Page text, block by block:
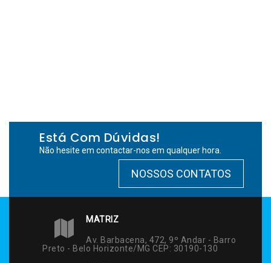
Está Com Dúvidas!
Não hesite em contactar-nos em qualquer hora.
NOSSOS CONTATOS
MATRIZ
Av. Barbacena, 472, 9º Andar - Barro
Preto - Belo Horizonte/MG CEP: 30190-130